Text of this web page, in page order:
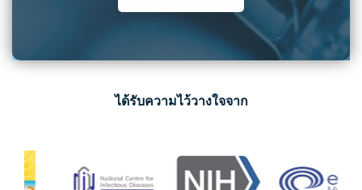
ได้รับความไว้วางใจจาก